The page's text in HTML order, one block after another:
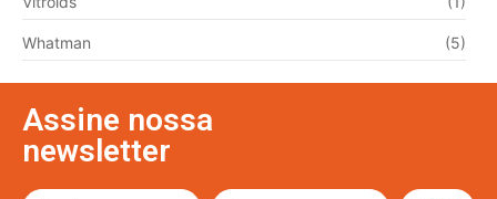
Whatman (5)
Assine nossa
newsletter